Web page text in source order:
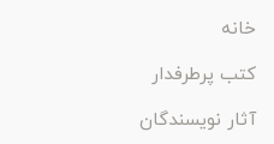
خانه
کتب پرطرفدار
آثار نویسندگان